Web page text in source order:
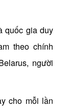
quốc gia duy
theo chính
người
cho mỗi lần